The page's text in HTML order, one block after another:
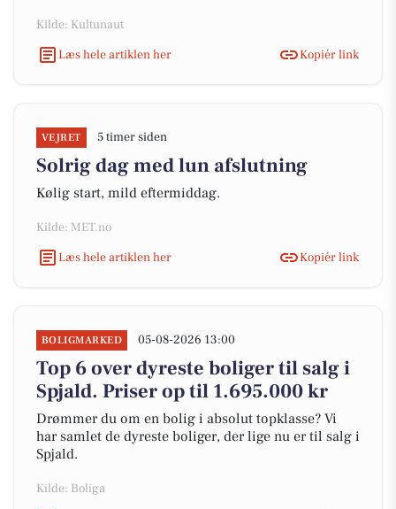
Kilde: Kultunaut
Læs hele artiklen her
Kopiér link
VEJRET 5 timer siden
Solrig dag med lun afslutning
Kølig start, mild eftermiddag.
Kilde: MET.no
Læs hele artiklen her
Kopiér link
BOLIGMARKED 05-08-2026 13:00
Top 6 over dyreste boliger til salg i
Spjald. Priser op til 1.695.000 kr
Drømmer du om en bolig i absolut topklasse? Vi
har samlet de dyreste boliger, der lige nu er til salg i
Spjald.
Kilde: Boliga